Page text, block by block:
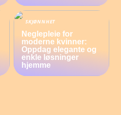
SKJØNNHET
Neglepleie for
moderne kvinner:
Oppdag elegante og
enkle løsninger
hjemme